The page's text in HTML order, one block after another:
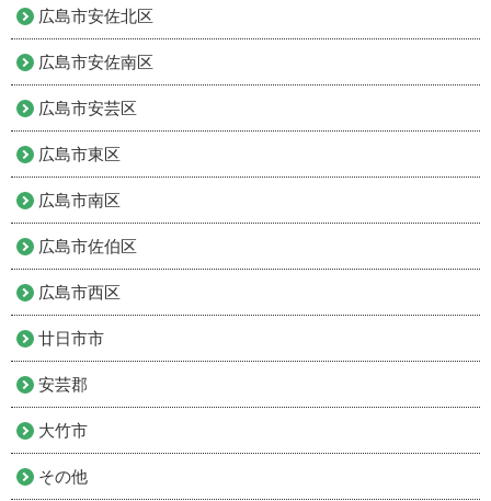
広島市安佐北区
広島市安佐南区
広島市安芸区
広島市東区
広島市南区
広島市佐伯区
広島市西区
廿日市市
安芸郡
大竹市
その他